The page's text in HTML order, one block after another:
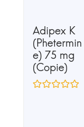
Adipex K
(Phetermin
e) 75 mg
(Copie)